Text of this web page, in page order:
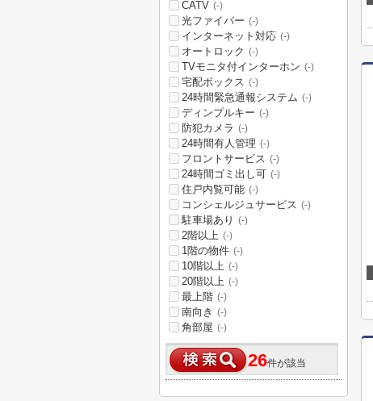
CATV (-)
光ファイバー (-)
インターネット対応 (-)
オートロック (-)
TVモニタ付インターホン (-)
宅配ボックス (-)
24時間緊急通報システム (-)
ディンプルキー (-)
防犯カメラ (-)
24時間有人管理 (-)
フロントサービス (-)
24時間ゴミ出し可 (-)
住戸内覧可能 (-)
コンシェルジュサービス (-)
駐車場あり (-)
2階以上 (-)
1階の物件 (-)
10階以上 (-)
20階以上 (-)
最上階 (-)
南向き (-)
角部屋 (-)
26件が該当